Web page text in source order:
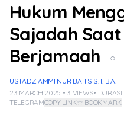
Hukum
Sajadah
Berjamaah
○
USTADZ AMMI NUR BAITS S.T. B.A.
23 MARCH 2025 • 3 VIEWS• DURASI:
TELEGRAMCOPY LINK☆ BOOKMARK